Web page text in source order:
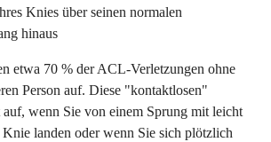
Knies über seinen normalen
hinaus
etwa 70 % der ACL-Verletzungen ohne
Person auf. Diese "kontaktlosen"
wenn Sie von einem Sprung mit leicht
landen oder wenn Sie sich plötzlich